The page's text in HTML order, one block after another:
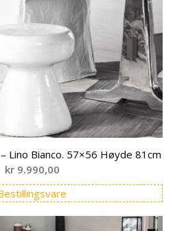
Lino Bianco. 57×56 Høyde 81cm
kr9.990,00